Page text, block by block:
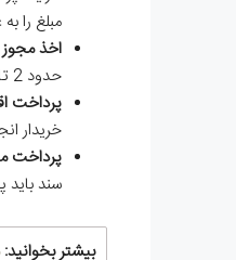
مبلغ را
اخذ
حدود 2 تا 6 ماه طول می‌کشد و معمولاً مشکلی در دریافت مجوز وجود ندارد.
پرداخت
خریدار
پرداخت
سند
بیشتر بخوانید: